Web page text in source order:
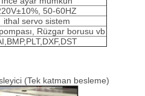
50-60HZ
ithal servo sistem
Rüzgar borusu vb
(Tek katman besleme)